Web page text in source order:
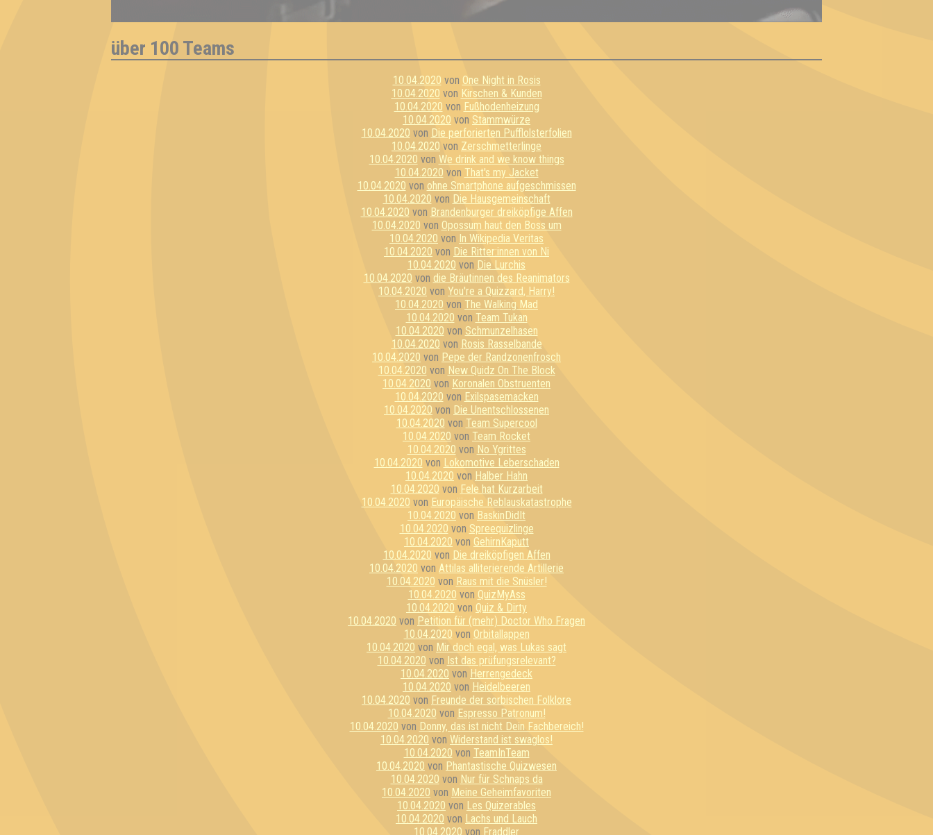
über 100 Teams
10.04.2020 von One Night in Rosis
10.04.2020 von Kirschen & Kunden
10.04.2020 von Fußhodenheizung
10.04.2020 von Stammwürze
10.04.2020 von Die perforierten Pufflolsterfolien
10.04.2020 von Zerschmetterlinge
10.04.2020 von We drink and we know things
10.04.2020 von That's my Jacket
10.04.2020 von ohne Smartphone aufgeschmissen
10.04.2020 von Die Hausgemeinschaft
10.04.2020 von Brandenburger dreiköpfige Affen
10.04.2020 von Opossum haut den Boss um
10.04.2020 von In Wikipedia Veritas
10.04.2020 von Die Ritter:innen von Ni
10.04.2020 von Die Lurchis
10.04.2020 von die Bräutinnen des Reanimators
10.04.2020 von You're a Quizzard, Harry!
10.04.2020 von The Walking Mad
10.04.2020 von Team Tukan
10.04.2020 von Schmunzelhasen
10.04.2020 von Rosis Rasselbande
10.04.2020 von Pepe der Randzonenfrosch
10.04.2020 von New Quidz On The Block
10.04.2020 von Koronalen Obstruenten
10.04.2020 von Exilspasemacken
10.04.2020 von Die Unentschlossenen
10.04.2020 von Team Supercool
10.04.2020 von Team Rocket
10.04.2020 von No Ygrittes
10.04.2020 von Lokomotive Leberschaden
10.04.2020 von Halber Hahn
10.04.2020 von Fele hat Kurzarbeit
10.04.2020 von Europäische Reblauskatastrophe
10.04.2020 von BaskinDidIt
10.04.2020 von Spreequizlinge
10.04.2020 von GehirnKaputt
10.04.2020 von Die dreiköpfigen Affen
10.04.2020 von Attilas alliterierende Artillerie
10.04.2020 von Raus mit die Snüsler!
10.04.2020 von QuizMyAss
10.04.2020 von Quiz & Dirty
10.04.2020 von Petition für (mehr) Doctor Who Fragen
10.04.2020 von Orbitallappen
10.04.2020 von Mir doch egal, was Lukas sagt
10.04.2020 von Ist das prüfungsrelevant?
10.04.2020 von Herrengedeck
10.04.2020 von Heidelbeeren
10.04.2020 von Freunde der sorbischen Folklore
10.04.2020 von Espresso Patronum!
10.04.2020 von Donny, das ist nicht Dein Fachbereich!
10.04.2020 von Widerstand ist swaglos!
10.04.2020 von TeamInTeam
10.04.2020 von Phantastische Quizwesen
10.04.2020 von Nur für Schnaps da
10.04.2020 von Meine Geheimfavoriten
10.04.2020 von Les Quizerables
10.04.2020 von Lachs und Lauch
10.04.2020 von Fraddler